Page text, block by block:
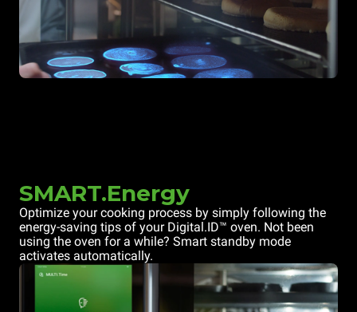
SMART.Energy
Optimize your cooking process by simply following the
energy-saving tips of your Digital.ID™ oven. Not been
using the oven for a while? Smart standby mode
activates automatically.